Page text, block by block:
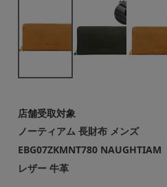
店舗受取対象
ノーティアム 長財布 メンズ
EBG07ZKMNT780 NAUGHTIAM
レザー 牛革